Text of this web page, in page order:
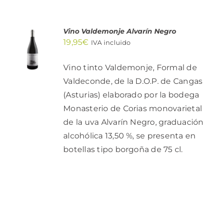
AÑADIR
AL
CARRITO
/
DETALLES
Vino Valdemonje Alvarín Negro
19,95€ IVA incluido
Vino tinto Valdemonje, Formal de
Valdeconde, de la D.O.P. de Cangas
(Asturias) elaborado por la bodega
Monasterio de Corias monovarietal
de la uva Alvarín Negro, graduación
alcohólica 13,50 %, se presenta en
botellas tipo borgoña de 75 cl.